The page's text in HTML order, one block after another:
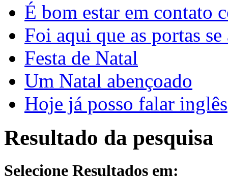
É bom estar em contato
Foi aqui que as portas
Festa de Natal
Um Natal abençoado
Hoje já posso falar inglês
Resultado da pesquisa
Selecione Resultados em: